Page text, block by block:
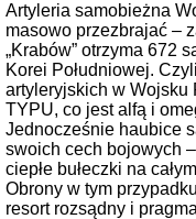
Artyleria samobieżna
masowo przezbrajać –
„Krabów” otrzyma 672
Korei Południowej.
artyleryjskich w Wojsku
TYPU, co jest alfą i
Jednocześnie haubice
swoich cech bojowych
ciepłe bułeczki na
Obrony w tym
resort rozsądny i